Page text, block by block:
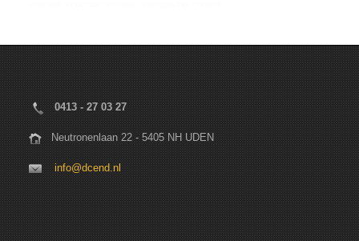
0413 - 27 03 27
Neutronenlaan 22 - 5405 NH UDEN
info@dcend.nl